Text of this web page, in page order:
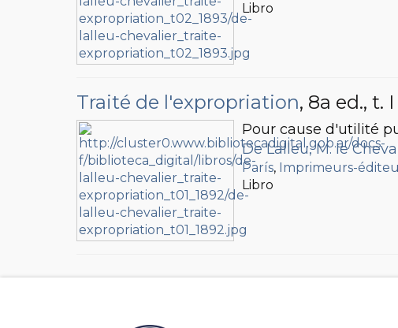
Libro
Traité de l'expropriation, 8a ed., t. I
Pour cause d'utilité
De Lalleu, M. le
París, Imprimeurs-
Libro